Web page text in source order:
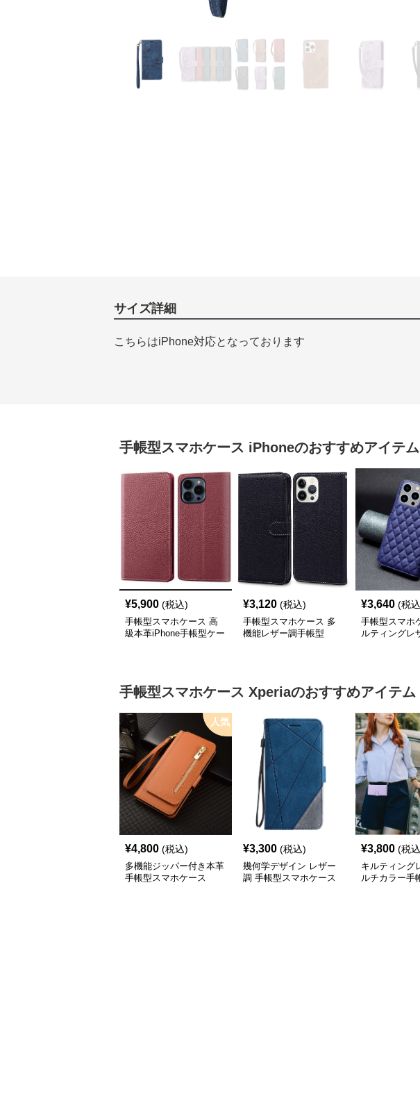
サイズ詳細
こちらはiPhone対応となっております
手帳型スマホケース iPhoneのおすすめアイテム
¥5,900 (税込)
手帳型スマホケース 高
級本革iPhone手帳型ケー
¥3,120 (税込)
手帳型スマホケース 多
機能レザー調手帳型
¥3,640 (税
手帳型スマホ
ルティングレ
手帳型スマホケース Xperiaのおすすめアイテム
人気
¥4,800 (税込)
多機能ジッパー付き本革
手帳型スマホケース
¥3,300 (税込)
幾何学デザイン レザー
調 手帳型スマホケース
¥3,800 (税
キルティング
ルチカラー手